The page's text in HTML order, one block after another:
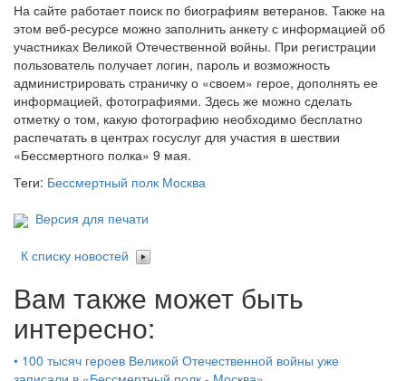
На сайте работает поиск по биографиям ветеранов. Также на
этом веб-ресурсе можно заполнить анкету с информацией об
участниках Великой Отечественной войны. При регистрации
пользователь получает логин, пароль и возможность
администрировать страничку о «своем» герое, дополнять ее
информацией, фотографиями. Здесь же можно сделать
отметку о том, какую фотографию необходимо бесплатно
распечатать в центрах госуслуг для участия в шествии
«Бессмертного полка» 9 мая.
Теги: Бессмертный полк Москва
Версия для печати
К списку новостей
Вам также может быть
интересно:
• 100 тысяч героев Великой Отечественной войны уже